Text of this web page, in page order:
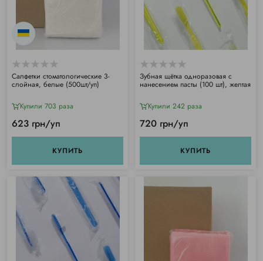
Салфетки стоматологические 3-
слойная, белые (500шт/уп)
Купили 703 раза
623 грн/уп
КУПИТЬ
Зубная щётка одноразовая с
нанесением пасты (100 шт), желтая
Купили 242 раза
720 грн/уп
КУПИТЬ